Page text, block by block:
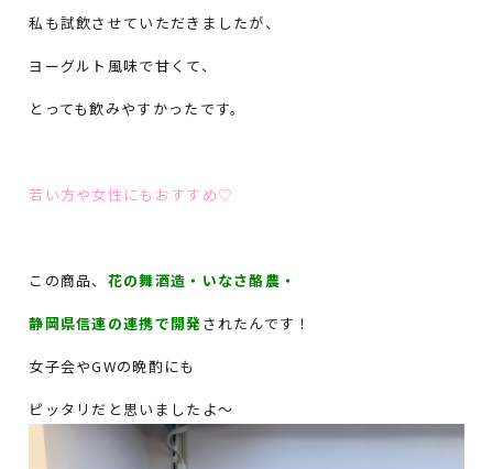
私も試飲させていただきましたが、
ヨーグルト風味で甘くて、
とっても飲みやすかったです。
若い方や女性にもおすすめ♡
この商品、 花の舞酒造・いなさ酪農・
静岡県信連の連携で開発されたんです！
女子会やGWの晩酌にも
ピッタリだと思いましたよ～